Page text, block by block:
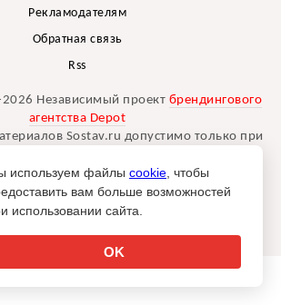
Рекламодателям
Обратная связь
Rss
Независимый проект брендингового
агентства Depot
Sostav.ru допустимо только при
Дизайн сайта -Liqium.
18+
используем файлы cookie , чтобы
вам больше возможностей
использовании сайта.
OK